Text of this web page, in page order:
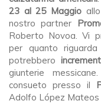
23 al 25 Maggio
nostro partner
Roberto Novoa. Vi
per quanto
potrebbero
giunterie
consueto presso il
Adolfo López Mateos